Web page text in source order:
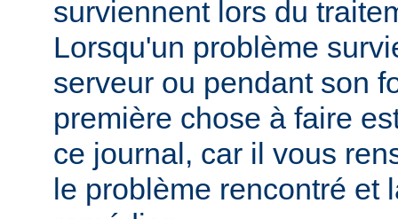
surviennent lors du
Lorsqu'un problème
serveur ou pendant son
première chose à faire
ce journal, car il vous
le problème rencontré et